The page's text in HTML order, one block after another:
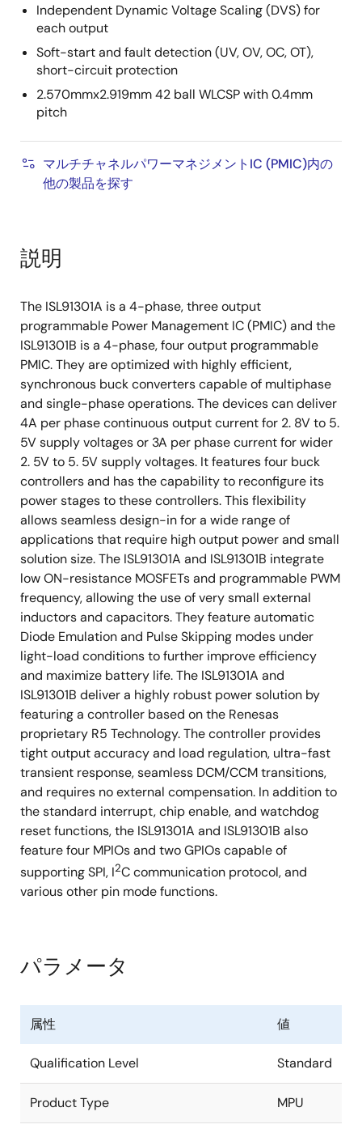
Independent Dynamic Voltage Scaling (DVS) for
each output
Soft-start and fault detection (UV, OV, OC, OT),
short-circuit protection
2.570mmx2.919mm 42 ball WLCSP with 0.4mm
pitch
マルチチャネルパワーマネジメントIC (PMIC)内の
他の製品を探す
説明
The ISL91301A is a 4-phase, three output
programmable Power Management IC (PMIC) and the
ISL91301B is a 4-phase, four output programmable
PMIC. They are optimized with highly efficient,
synchronous buck converters capable of multiphase
and single-phase operations. The devices can deliver
4A per phase continuous output current for 2. 8V to 5.
5V supply voltages or 3A per phase current for wider
2. 5V to 5. 5V supply voltages. It features four buck
controllers and has the capability to reconfigure its
power stages to these controllers. This flexibility
allows seamless design-in for a wide range of
applications that require high output power and small
solution size. The ISL91301A and ISL91301B integrate
low ON-resistance MOSFETs and programmable PWM
frequency, allowing the use of very small external
inductors and capacitors. They feature automatic
Diode Emulation and Pulse Skipping modes under
light-load conditions to further improve efficiency
and maximize battery life. The ISL91301A and
ISL91301B deliver a highly robust power solution by
featuring a controller based on the Renesas
proprietary R5 Technology. The controller provides
tight output accuracy and load regulation, ultra-fast
transient response, seamless DCM/CCM transitions,
and requires no external compensation. In addition to
the standard interrupt, chip enable, and watchdog
reset functions, the ISL91301A and ISL91301B also
feature four MPIOs and two GPIOs capable of
supporting SPI, I2C communication protocol, and
various other pin mode functions.
パラメータ
属性 値
Qualification Level Standard
Product Type MPU